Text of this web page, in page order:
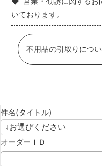
いております。
不用品の引取りにつ
件名(タイトル)
オーダーＩＤ